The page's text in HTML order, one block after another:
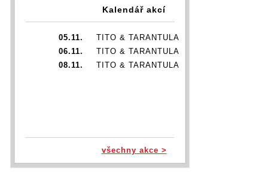
Kalendář akcí
05.11.
TITO & TARANTULA
06.11.
TITO & TARANTULA
08.11.
TITO & TARANTULA
všechny akce >